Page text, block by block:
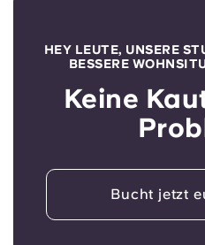
HEY LEUTE, UNSERE
BESSERE
Keine
Bucht jetzt